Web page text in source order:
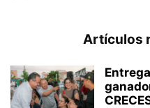
Artículos